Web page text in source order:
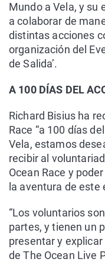
Mundo a Vela, y su
a colaborar de
distintas acciones
organización del
de Salida’.
A 100 DÍAS DEL
Richard Bisius ha
Race “a 100 días
Vela, estamos
recibir al
Ocean Race y
la aventura de este
“Los voluntarios
partes, y tienen un
presentar y
de The Ocean Live